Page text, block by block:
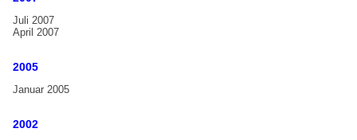
Juli 2007
April 2007
2005
Januar 2005
2002